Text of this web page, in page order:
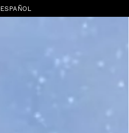
ESPAÑOL